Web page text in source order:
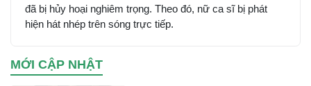
đã bị hủy hoại nghiêm trọng. Theo đó, nữ ca sĩ bị phát
hiện hát nhép trên sóng trực tiếp.
MỚI CẬP NHẬT